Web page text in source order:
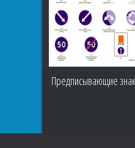
Предписывающие